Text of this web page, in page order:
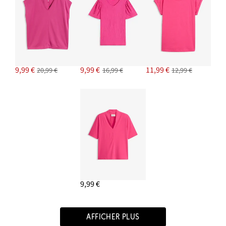
9,99 € 20,99 € 9,99 € 16,99 € 11,99 € 12,99 €
9,99 €
AFFICHER PLUS